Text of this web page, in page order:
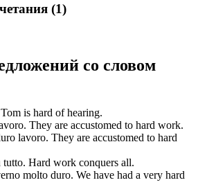
(1)
со словом
Tom is hard of hearing.
They are accustomed to hard work.
lavoro. They are accustomed to hard
tutto. Hard work conquers all.
molto duro. We have had a very hard